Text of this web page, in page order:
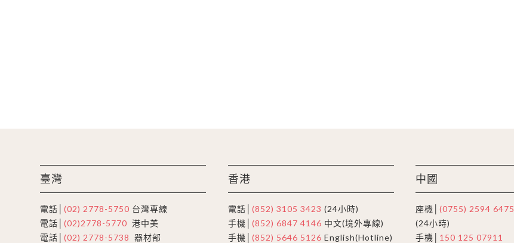
臺灣
電話│ (02) 2778-5750 台灣専線
電話│ (02)2778-5770 港中美
電話│ (02) 2778-5738 器材部
香港
電話│ (852) 3105 3423 (24小時)
手機│ (852) 6847 4146 中文(境外專線)
手機│ (852) 5646 5126 English(Hotline)
中國
座機│(0755) 2594 6475
(24小時)
手機│ 150 125 07911